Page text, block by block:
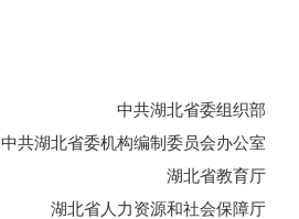
中共湖北省委组织部
中共湖北省委机构编制委员会办公室
湖北省教育厅
湖北省人力资源和社会保障厅